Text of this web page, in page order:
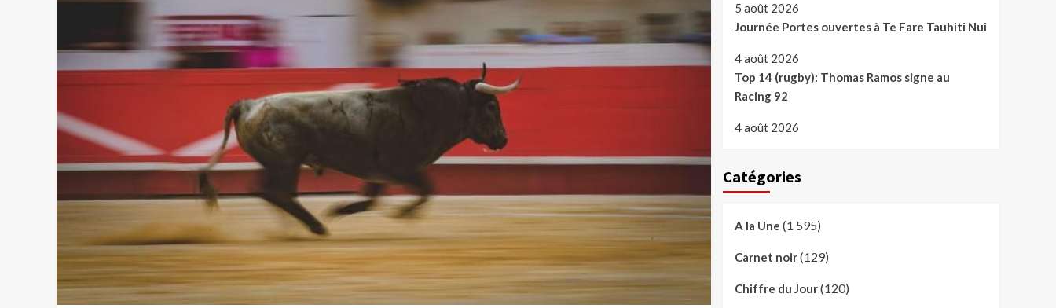
5 août 2026
Journée Portes ouvertes à Te Fare Tauhiti Nui
4 août 2026
Top 14 (rugby): Thomas Ramos signe au
Racing 92
4 août 2026
Catégories
A la Une (1 595)
Carnet noir(129)
Chiffre du Jour(120)